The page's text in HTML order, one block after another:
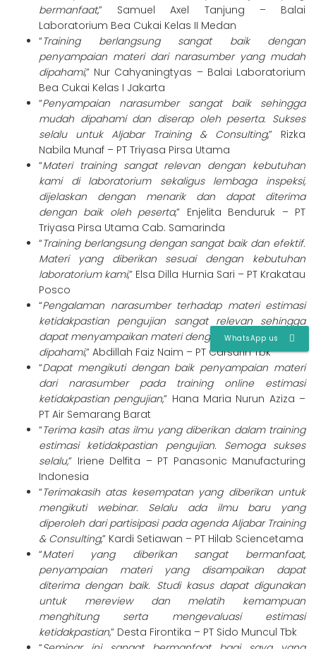
bermanfaat,” Samuel Axel Tanjung – Balai
Laboratorium Bea Cukai Kelas II Medan
“Training berlangsung sangat baik dengan
penyampaian materi dari narasumber yang mudah
dipahami,” Nur Cahyaningtyas – Balai Laboratorium
Bea Cukai Kelas I Jakarta
“Penyampaian narasumber sangat baik sehingga
mudah dipahami dan diserap oleh peserta. Sukses
selalu untuk Aljabar Training & Consulting,” Rizka
Nabila Munaf – PT Triyasa Pirsa Utama
“Materi training sangat relevan dengan kebutuhan
kami di laboratorium sekaligus lembaga inspeksi,
dijelaskan dengan menarik dan dapat diterima
dengan baik oleh peserta,” Enjelita Benduruk – PT
Triyasa Pirsa Utama Cab. Samarinda
“Training berlangsung dengan sangat baik dan efektif.
Materi yang diberikan sesuai dengan kebutuhan
laboratorium kami,” Elsa Dilla Hurnia Sari – PT Krakatau
Posco
“Pengalaman narasumber terhadap materi estimasi
ketidakpastian pengujian sangat relevan sehingga
dapat menyampaikan materi dengan baik dan mudah
dipahami,” Abdillah Faiz Naim – PT Carsurin Tbk
“Dapat mengikuti dengan baik penyampaian materi
dari narasumber pada training online estimasi
ketidakpastian pengujian,” Hana Maria Nurun Aziza –
PT Air Semarang Barat
“Terima kasih atas ilmu yang diberikan dalam training
estimasi ketidakpastian pengujian. Semoga sukses
selalu,” Iriene Delfita – PT Panasonic Manufacturing
Indonesia
“Terimakasih atas kesempatan yang diberikan untuk
mengikuti webinar. Selalu ada ilmu baru yang
diperoleh dari partisipasi pada agenda Aljabar Training
& Consulting,” Kardi Setiawan – PT Hilab Sciencetama
“Materi yang diberikan sangat bermanfaat,
penyampaian materi yang disampaikan dapat
diterima dengan baik. Studi kasus dapat digunakan
untuk mereview dan melatih kemampuan
menghitung serta mengevaluasi estimasi
ketidakpastian,” Desta Firontika – PT Sido Muncul Tbk
WhatsApp us